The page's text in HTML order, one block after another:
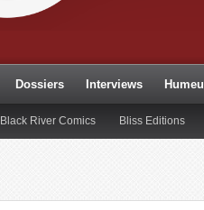
Dossiers Interviews
Black River Comics Bliss Editions